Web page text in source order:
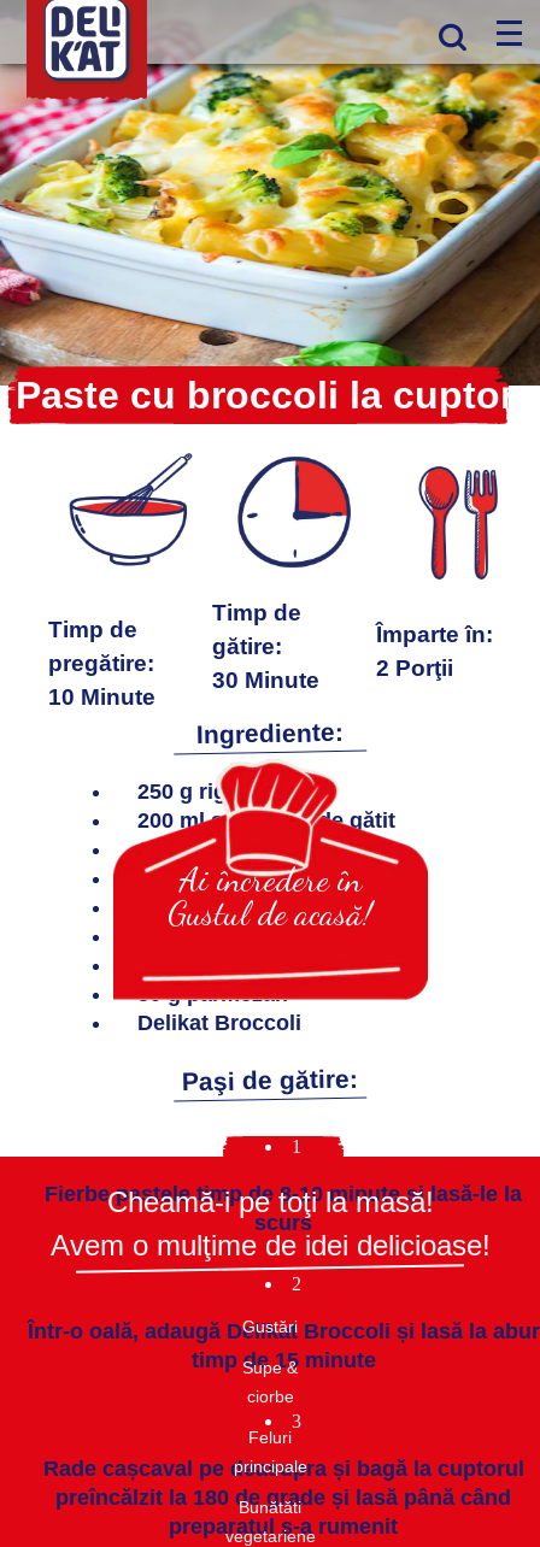
Paste cu broccoli la cuptor
Timp de
pregătire:
10 Minute
Timp de
gătire:
30 Minute
Împarte în:
2 Porţii
Ingrediente:
250 g rigatoni
200 ml smântână de gătit
1 cățel de usturoi
sare
piper
50 g parmezan
Delikat Broccoli
Paşi de gătire:
1
Fierbe pastele timp de 8-10 minute și lasă-le la
scurs
2
Într-o oală, adaugă Delikat Broccoli și lasă la abur
timp de 15 minute
3
Rade cașcaval pe deasupra și bagă la cuptorul
preîncălzit la 180 de grade și lasă până când
preparatul s-a rumenit
Ai încredere în
Gustul de acasă!
Cheamă-i pe toţi la masă!
Avem o mulţime de idei delicioase!
Gustări​
Supe &
ciorbe​
Feluri
principale
Bunătăti
vegetariene